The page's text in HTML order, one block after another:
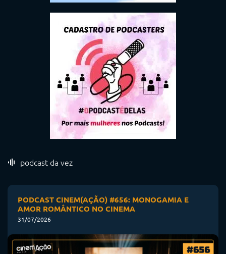
podcast da vez
PODCAST CINEM(AÇÃO) #656: MONOGAMIA E
AMOR ROMÂNTICO NO CINEMA
31/07/2026